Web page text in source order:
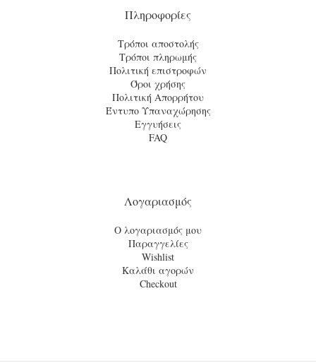
Πληροφορίες
Τρόποι αποστολής
Τρόποι πληρωμής
Πολιτική επιστροφών
Όροι χρήσης
Πολιτική Απορρήτου
Έντυπο Υπαναχώρησης
Εγγυήσεις
FAQ
Λογαριασμός
Ο λογαριασμός μου
Παραγγελίες
Wishlist
Καλάθι αγορών
Checkout